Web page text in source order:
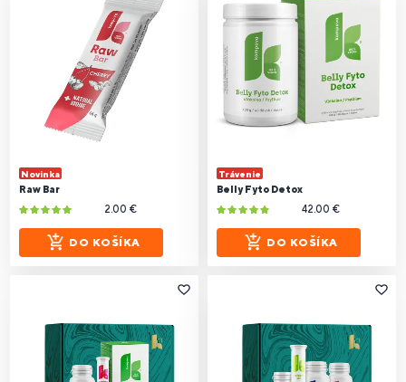
Novinka
Raw Bar
2.00 €
DO KOŠÍKA
Trávenie
Belly Fyto Detox
42.00 €
DO KOŠÍKA